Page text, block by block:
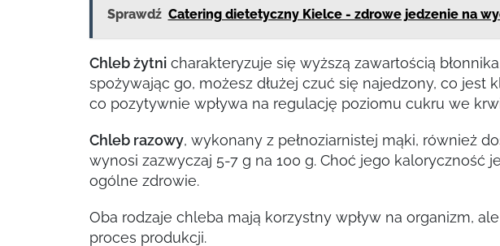
Sprawdź Catering dietetyczny Kielce - zdrowe jedzenie na
Chleb żytnicharakteryzuje się wyższą zawartością
spożywając go, możesz dłużej czuć się najedzony, co jest
co pozytywnie wpływa na regulację poziomu cukru we
Chleb razowy, wykonany z pełnoziarnistej mąki, również
wynosi zazwyczaj 5-7 g na 100 g. Choć jego kaloryczność
ogólne zdrowie.
Oba rodzaje chleba mają korzystny wpływ na organizm,
proces produkcji.